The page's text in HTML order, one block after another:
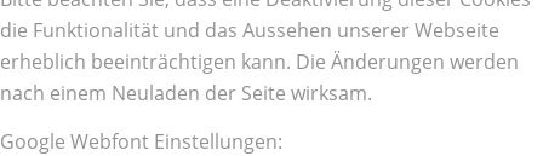
die Funktionalität und das Aussehen unserer Webseite
erheblich beeinträchtigen kann. Die Änderungen werden
nach einem Neuladen der Seite wirksam.
Google Webfont Einstellungen: